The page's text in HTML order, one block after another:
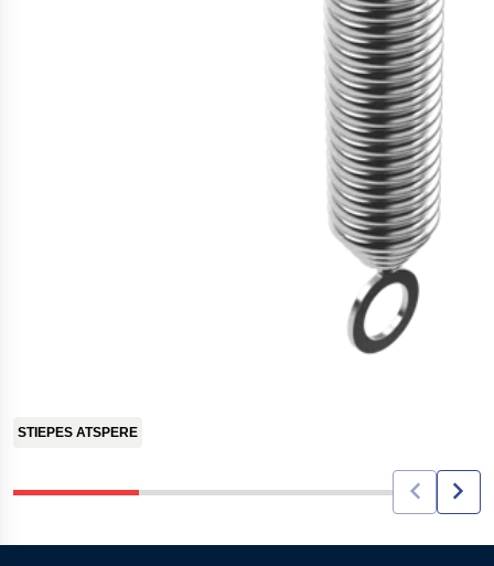
STIEPES ATSPERE